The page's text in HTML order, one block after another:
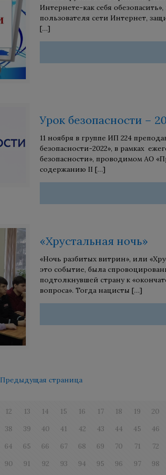
Интернете-как себя
пользователя сети Интернет,
[…]
Урок безопасности –
11 ноября в группе ИП 224
безопасности-2022», в рамках
безопасности», проводимом АО
содержанию II […]
«Хрустальная ночь»
«Ночь разбитых витрин», или
это событие, была
подтолкнувшей страну к
вопроса». Тогда нацисты […]
Предыдущая страница
12 13 14 15 16 17 18 19 20
38 39 40 41 42 43 44 45 46
64 65 66 67 68 69 70 71 72
90 91 92 93 94 95 96 97 98